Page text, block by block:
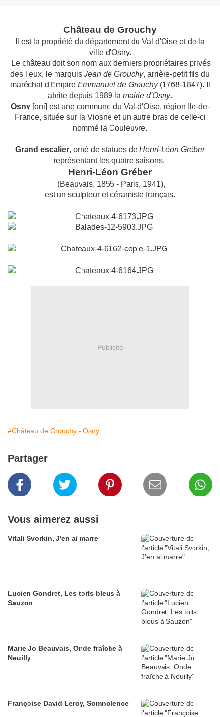
Château de Grouchy
Il est la propriété du département du Val d'Oise et de la
ville d'Osny.
Le château doit son nom aux derniers propriétaires privés
des lieux, le marquis Jean de Grouchy, arrière-petit fils du
maréchal d'Empire Emmanuel de Grouchy(1768-1847). Il
abrite depuis 1989 la mairie d'Osny.
Osny[oni] est une commune du Val-d'Oise, région Ile-de-
France, située sur la Viosne et un autre bras de celle-ci
nommé la Couleuvre.
Grand escalier, orné de statues de Henri-Léon Gréber
représentant les quatre saisons.
Henri-Léon Gréber
(Beauvais, 1855 - Paris, 1941),
est un sculpteur et céramiste français.
Publicité
#Château de Grouchy - Osny
Partager
Vous aimerez aussi
Vitali Svorkin, J'en ai marre
Lucien Gondret, Les toits bleus à
Sauzon
Marie Jo Beauvais, Onde fraîche à
Neuilly
Françoise David Leroy, Somnolence